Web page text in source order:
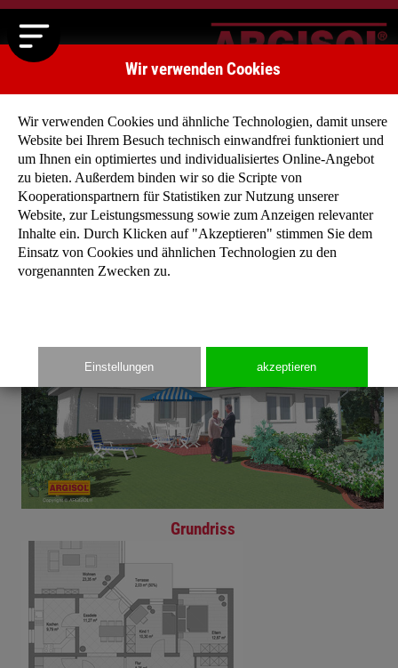
Startseite » Typenhäuser » Typenhaus Eschenweg
Grundriss
Wir verwenden Cookies
Wir verwenden Cookies und ähnliche Technologien, damit unsere
Website bei Ihrem Besuch technisch einwandfrei funktioniert und
um Ihnen ein optimiertes und individualisiertes Online-Angebot
zu bieten. Außerdem binden wir so die Scripte von
Kooperationspartnern für Statistiken zur Nutzung unserer
Website, zur Leistungsmessung sowie zum Anzeigen relevanter
Inhalte ein. Durch Klicken auf "Akzeptieren" stimmen Sie dem
Einsatz von Cookies und ähnlichen Technologien zu den
vorgenannten Zwecken zu.
Einstellungen akzeptieren